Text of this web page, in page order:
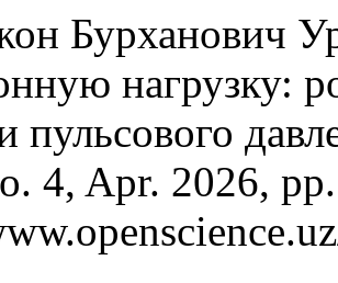
Бурханович
нагрузку:
пульсового
4, Apr. 2026,